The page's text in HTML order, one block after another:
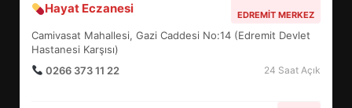
Hayat Eczanesi EDREMIT MERKEZ
Camivasat Mahallesi, Gazi Caddesi No:14 (Edremit Devlet
Hastanesi Karşısı)
0266 373 11 22
24 Saat Açık
5
BALIKESİR MÜZELERİNDE SÜRE
UZATILDI: NE DEĞİŞTİ?